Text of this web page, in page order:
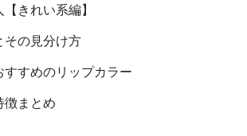
きれい系編】
その見分け方
すすめのリップカラー
徴まとめ